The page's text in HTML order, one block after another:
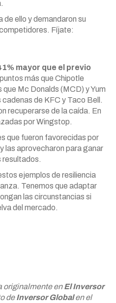
de ello y demandaron su
Fíjate:
mayor que el previo
más que Chipotle
Mc Donalds (MCD) y Yum
de KFC y Taco Bell.
recuperarse de la caída. En
por Wingstop.
que fueron favorecidas por
las aprovecharon para ganar
resultados.
ejemplos de resiliencia
Tenemos que adaptar
las circunstancias si
del mercado.
originalmente enEl Inversor
deInversor Globalen el